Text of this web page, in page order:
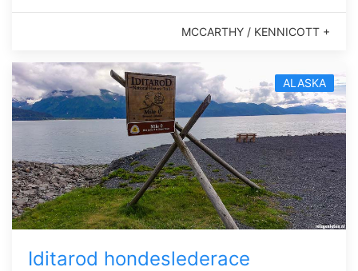
MCCARTHY / KENNICOTT +
ALASKA
Iditarod hondeslederace